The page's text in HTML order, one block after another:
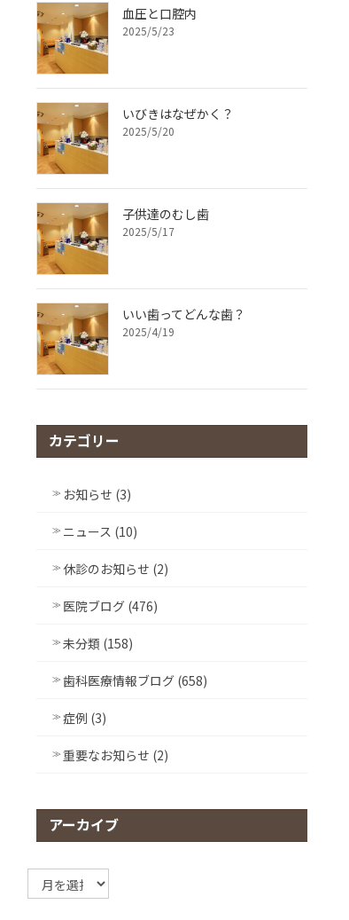
血圧と口腔内
2025/5/23
いびきはなぜかく？
2025/5/20
子供達のむし歯
2025/5/17
いい歯ってどんな歯？
2025/4/19
カテゴリー
お知らせ (3)
ニュース (10)
休診のお知らせ (2)
医院ブログ (476)
未分類 (158)
歯科医療情報ブログ (658)
症例 (3)
重要なお知らせ (2)
アーカイブ
ア
ー